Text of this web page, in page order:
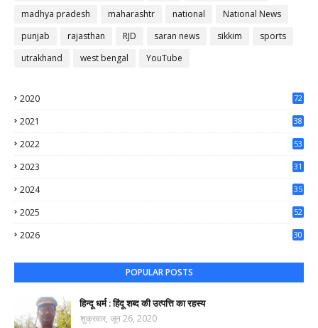
madhya pradesh
maharashtr national
National News
punjab
rajasthan RJD saran news sikkim
sports
utrakhand
west bengal YouTube
2020
72
2021
38
2022
53
2023
31
2024
35
2025
52
2026
30
POPULAR POSTS
हिन्दू धर्म : हिंदू शब्द की उत्पत्ति का रहस्य
शुक्रवार, जून 26, 2020